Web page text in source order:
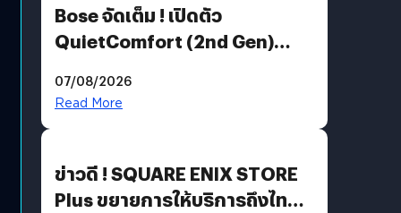
Bose จัดเต็ม ! เปิดตัว
QuietComfort (2nd Gen)
07/08/2026
Read More
ข่าวดี ! SQUARE ENIX STORE
Plus ขยายการให้บริการถึงไทย